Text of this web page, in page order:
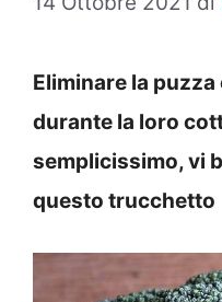
Eliminare la
durante la loro
semplicissimo, vi
questo trucchetto